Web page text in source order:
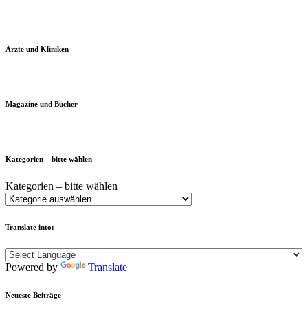
Ärzte und Kliniken
Magazine und Bücher
Kategorien – bitte wählen
Kategorien – bitte wählen
Translate into:
Powered by Translate
Neueste Beiträge